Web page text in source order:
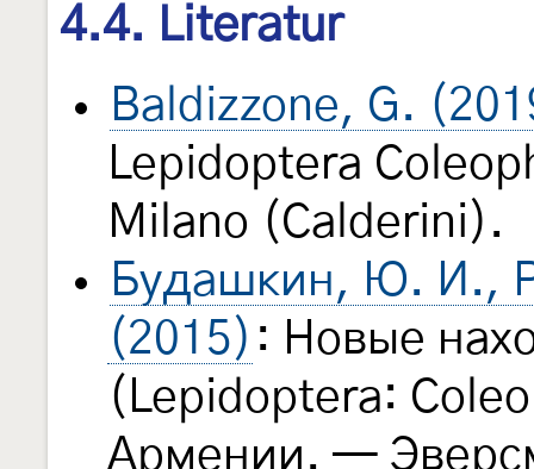
4.4. Literatur
Baldizzone, G.
Lepidoptera
Milano (Calderini).
Будашкин, Ю. И.,
(2015) : Новые
(Lepidoptera:
Армении. —